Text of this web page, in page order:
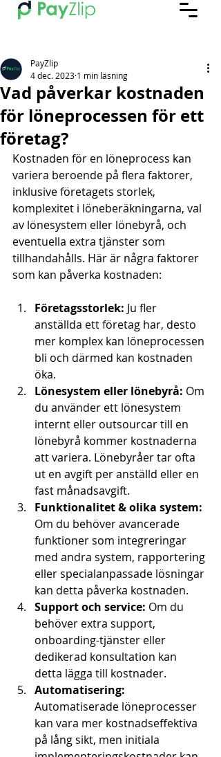
Vad påverkar kostnaden
för löneprocessen för ett
företag?
PayZlip
4 dec. 2023 1 min läsning
Kostnaden för en löneprocess kan
variera beroende på flera faktorer,
inklusive företagets storlek,
komplexitet i löneberäkningarna, val
av lönesystem eller lönebyrå, och
eventuella extra tjänster som
tillhandahålls. Här är några faktorer
som kan påverka kostnaden:
Företagsstorlek: Ju fler
anställda ett företag har, desto
mer komplex kan löneprocessen
bli och därmed kan kostnaden
öka.
Lönesystem eller lönebyrå: Om
du använder ett lönesystem
internt eller outsourcar till en
lönebyrå kommer kostnaderna
att variera. Lönebyråer tar ofta
ut en avgift per anställd eller en
fast månadsavgift.
Funktionalitet & olika system:
Om du behöver avancerade
funktioner som integreringar
med andra system, rapportering
eller specialanpassade lösningar
kan detta påverka kostnaden.
Support och service: Om du
behöver extra support,
onboarding-tjänster eller
dedikerad konsultation kan
detta lägga till kostnader.
Automatisering:
Automatiserade löneprocesser
kan vara mer kostnadseffektiva
på lång sikt, men initiala